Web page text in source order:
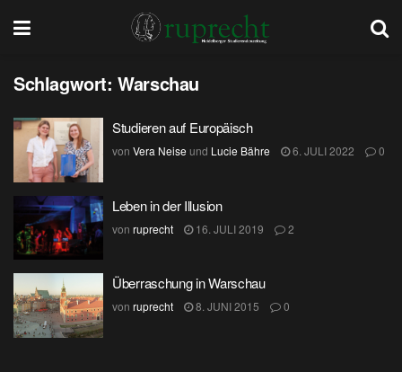
Schlagwort:Warschau
Studieren auf Europäisch
von Vera Neise und Lucie Bähre 6. JULI 2022 0
Leben in der Illusion
von ruprecht 16. JULI 2019 2
Überraschung in Warschau
von ruprecht 8. JUNI 2015 0